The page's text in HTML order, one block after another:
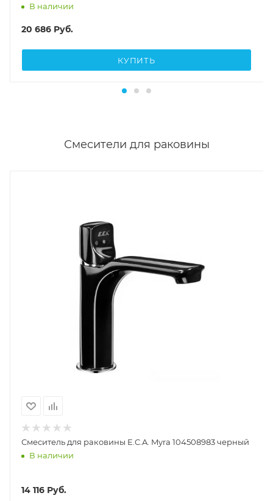
В наличии
20 686 Руб.
КУПИТЬ
Смесители для раковины
Смеситель для раковины E.C.A. Myra 104508983 черный
В наличии
14 116 Руб.